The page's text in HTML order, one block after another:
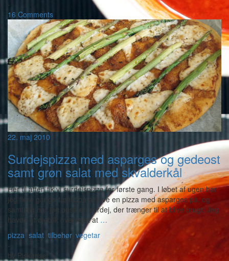
-
16 Comments
22. maj 2010
Surdejspizza med asparges og gedeost
samt grøn salat med skvalderkål
Her til aften fik vi surdejspizza for første gang. I løbet af ugen har
jeg flere gange tænkt på at lave en pizza med asparges på, og
samtidig har jeg også en surdej, der trænger til at blive brugt. Jeg
havde et øjeblik overvejet at …
pizza salat tilbehør, vegetar
-
by Piskeriset